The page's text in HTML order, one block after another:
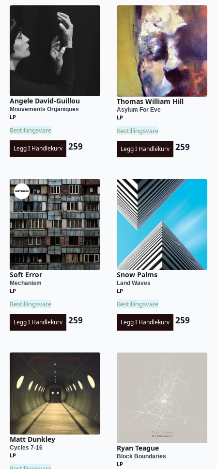
Angele David-Guillou
Mouvements Organiques
LP
Bestillingsvare
Legg I Handlekurv 259
Thomas William Hill
Asylum For Eve
LP
Bestillingsvare
Legg I Handlekurv 259
Soft Error
Mechanism
LP
Bestillingsvare
Legg I Handlekurv 259
Snow Palms
Land Waves
LP
Bestillingsvare
Legg I Handlekurv 259
Matt Dunkley
Cycles 7-16
LP
Ryan Teague
Block Boundaries
LP